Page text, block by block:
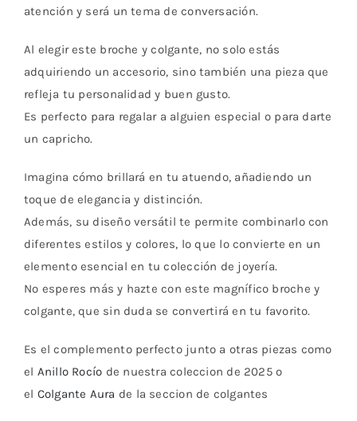
atención y será un tema de conversación.
Al elegir este broche y colgante, no solo estás
adquiriendo un accesorio, sino también una pieza que
refleja tu personalidad y buen gusto.
Es perfecto para regalar a alguien especial o para darte
un capricho.
Imagina cómo brillará en tu atuendo, añadiendo un
toque de elegancia y distinción.
Además, su diseño versátil te permite combinarlo con
diferentes estilos y colores, lo que lo convierte en un
elemento esencial en tu colección de joyería.
No esperes más y hazte con este magnífico broche y
colgante, que sin duda se convertirá en tu favorito.
Es el complemento perfecto junto a otras piezas como
el Anillo Rocío de nuestra coleccion de 2025 o
el Colgante Aura de la seccion de colgantes